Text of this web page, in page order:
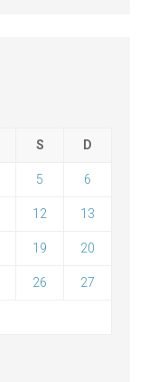
S D
5 6
12 13
19 20
26 27